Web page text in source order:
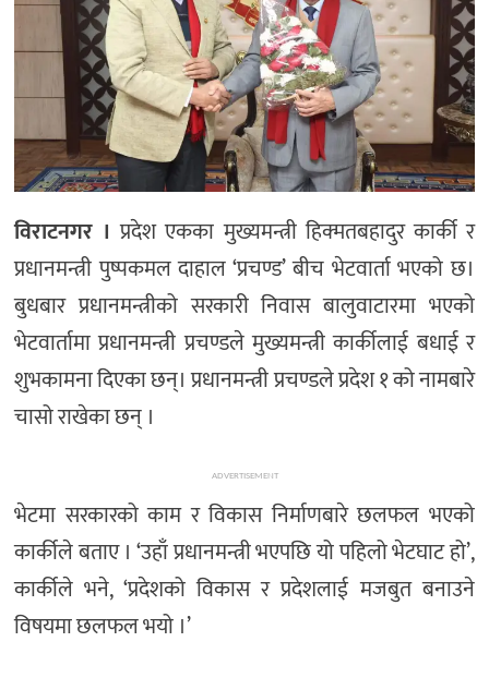
भिडियो
विराटनगर । प्रदेश एकका मुख्यमन्त्री हिक्मतबहादुर कार्की र
प्रधानमन्त्री पुष्पकमल दाहाल ‘प्रचण्ड’ बीच भेटवार्ता भएको छ।
बुधबार प्रधानमन्त्रीको सरकारी निवास बालुवाटारमा भएको
भेटवार्तामा प्रधानमन्त्री प्रचण्डले मुख्यमन्त्री कार्कीलाई बधाई र
शुभकामना दिएका छन्। प्रधानमन्त्री प्रचण्डले प्रदेश १ को नामबारे
चासो राखेका छन् ।
ADVERTISEMENT
भेटमा सरकारको काम र विकास निर्माणबारे छलफल भएको
कार्कीले बताए । ‘उहाँ प्रधानमन्त्री भएपछि यो पहिलो भेटघाट हो’,
कार्कीले भने, ‘प्रदेशको विकास र प्रदेशलाई मजबुत बनाउने
विषयमा छलफल भयो ।’